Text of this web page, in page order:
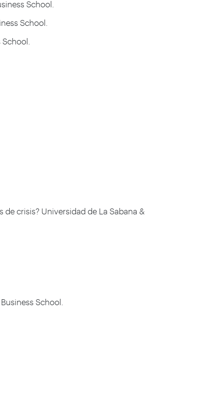
School.
School.
crisis? Universidad de La Sabana &
School.